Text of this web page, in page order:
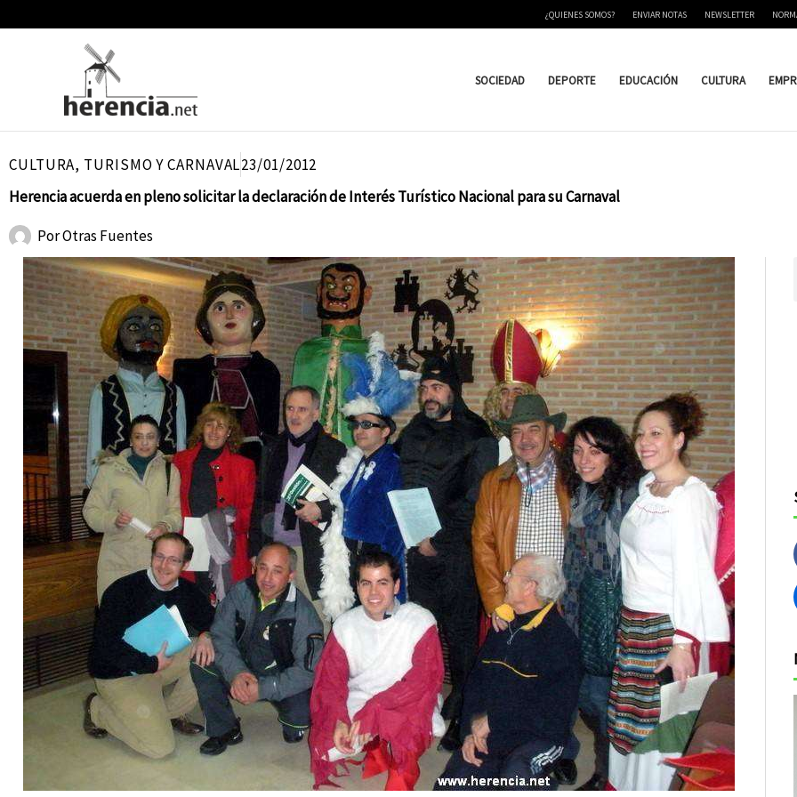
¿QUIENES SOMOS? ENVIAR NOTAS NEWSLETTER
SOCIEDAD DEPORTE EDUCACIÓN CULTURA
CULTURA, TURISMO Y CARNAVAL23/01/2012
Herencia acuerda en pleno solicitar la declaración de Interés Turístico Nacional para su Carnaval
PorOtras Fuentes